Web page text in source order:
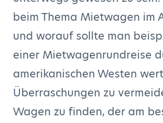
beim Thema Mietwagen im
und worauf sollte man
einer Mietwagenrundreise
amerikanischen Westen
Überraschungen zu
Wagen zu finden, der am